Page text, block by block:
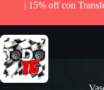
l
t
a
r
a
| 15% off con